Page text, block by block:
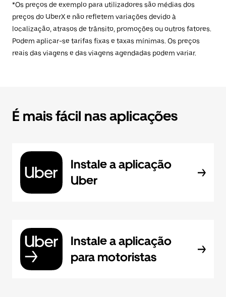
*Os preços de exemplo para utilizadores são médias dos
preços do UberX e não refletem variações devido à
localização, atrasos de trânsito, promoções ou outros fatores.
Podem aplicar-se tarifas fixas e taxas mínimas. Os preços
reais das viagens e das viagens agendadas podem variar.
É mais fácil nas aplicações
Instale a aplicação
Uber
Instale a aplicação
para motoristas